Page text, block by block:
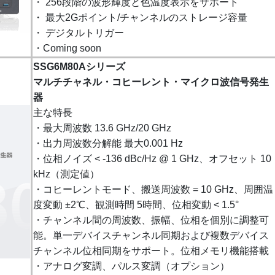
・ 最大2Gポイント/チャンネルのストレージ容量
・ デジタルトリガー
・Coming soon
SSG6M80Aシリーズ
マルチチャネル・コヒーレント・マイクロ波信号発生
器
主な特長
・最大周波数 13.6 GHz/20 GHz
・出力周波数分解能 最大0.001 Hz
・位相ノイズ < -136 dBc/Hz @ 1 GHz、オフセット 10
kHz（測定値）
・コヒーレントモード、搬送周波数 = 10 GHz、周囲温
度変動 ±2℃、観測時間 5時間、位相変動 < 1.5°
・チャンネル間の周波数、振幅、位相を個別に調整可
能。単一デバイスチャンネル同期および複数デバイス
チャンネル位相同期をサポート。位相メモリ機能搭載
・アナログ変調、パルス変調（オプション）